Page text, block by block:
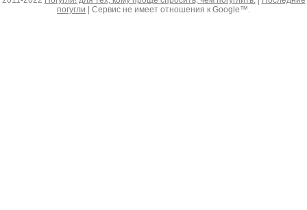
погугли | Сервис не имеет отношения к Google™.